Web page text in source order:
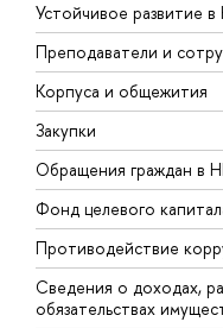
Устойчивое развитие
Преподаватели и
Корпуса и общежития
Закупки
Обращения граждан в
Фонд целевого
Противодействие
Сведения о доходах,
обязательствах